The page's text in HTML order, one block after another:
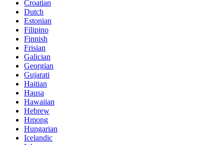
Croatian
Dutch
Estonian
Filipino
Finnish
Frisian
Galician
Georgian
Gujarati
Haitian
Hausa
Hawaiian
Hebrew
Hmong
Hungarian
Icelandic